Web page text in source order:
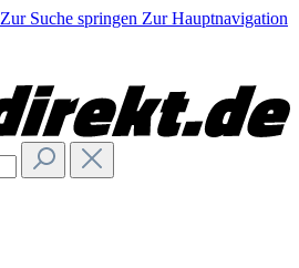
Zur Suche springen Zur Hauptnavigation